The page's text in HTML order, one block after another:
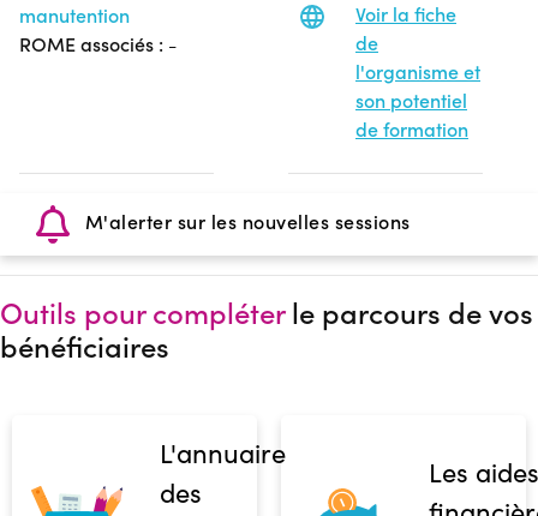
manutention
ROME associés : -
Voir la fiche
de
l'organisme et
son potentiel
de formation
M'alerter sur les nouvelles sessions
Outils pour compléterle parcours de vos
bénéficiaires
L'annuaire
des
Les aides